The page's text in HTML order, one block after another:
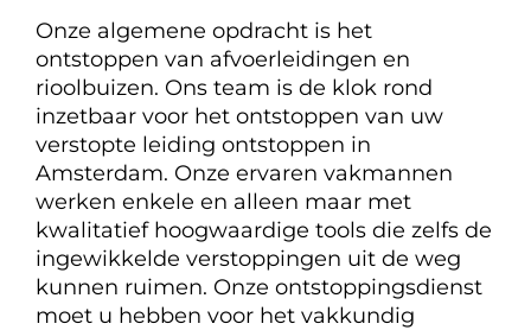
Onze algemene opdracht is het
ontstoppen van afvoerleidingen en
rioolbuizen. Ons team is de klok rond
inzetbaar voor het ontstoppen van uw
verstopte leiding ontstoppen in
Amsterdam. Onze ervaren vakmannen
werken enkele en alleen maar met
kwalitatief hoogwaardige tools die zelfs de
ingewikkelde verstoppingen uit de weg
kunnen ruimen. Onze ontstoppingsdienst
moet u hebben voor het vakkundig